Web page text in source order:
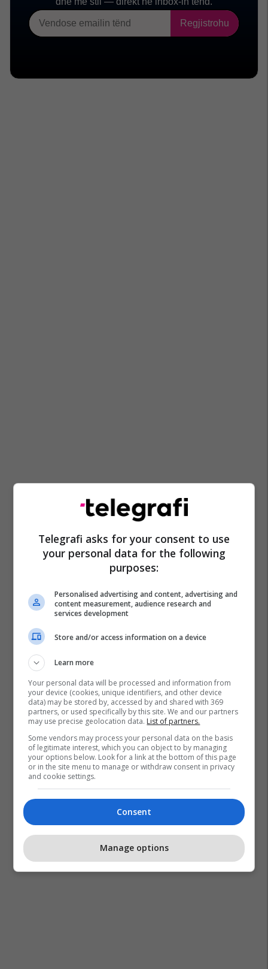
Telegrafi asks for your consent to use
your personal data for the following
purposes:
Personalised advertising and content, advertising and
content measurement, audience research and
services development
Store and/or access information on a device
Learn more
Your personal data will be processed and information from
your device (cookies, unique identifiers, and other device
data) may be stored by, accessed by and shared with 369
partners, or used specifically by this site. We and our partners
may use precise geolocation data. List of partners.
Some vendors may process your personal data on the basis
of legitimate interest, which you can object to by managing
your options below. Look for a link at the bottom of this page
or in the site menu to manage or withdraw consent in privacy
and cookie settings.
Consent
Manage options